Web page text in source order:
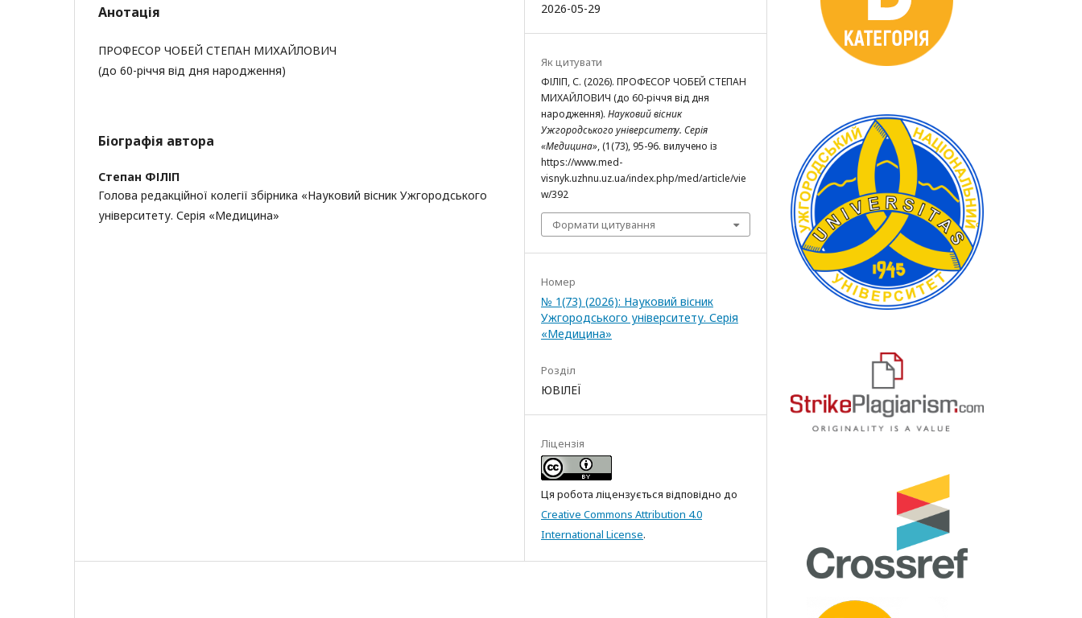
Анотація
ПРОФЕСОР ЧОБЕЙ СТЕПАН МИХАЙЛОВИЧ
(до 60-річчя від дня народження)
Біографія автора
Степан ФІЛІП
Голова редакційної колегії збірника «Науковий вісник Ужгородського
університету. Серія «Медицина»
2026-05-29
Як цитувати
ФІЛІП, С. (2026). ПРОФЕСОР ЧОБЕЙ СТЕПАН
МИХАЙЛОВИЧ (до 60-річчя від дня
народження). Науковий вісник
Ужгородського університету. Серія
«Медицина», (1(73), 95-96. вилучено із
https://www.med-
visnyk.uzhnu.uz.ua/index.php/med/article/vie
w/392
Формати цитування
Номер
№ 1(73) (2026): Науковий вісник
Ужгородського університету. Серія
«Медицина»
Розділ
ЮВІЛЕЇ
Ліцензія
Ця робота ліцензується відповідно до
Creative Commons Attribution 4.0
International License.